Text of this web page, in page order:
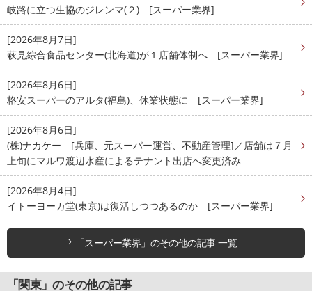
岐路に立つ生協のジレンマ(２) [スーパー業界]
[2026年8月7日]
萩見綜合食品センター(北海道)が１店舗体制へ [スーパー業界]
[2026年8月6日]
格安スーパーのアルタ(福島)、休業状態に [スーパー業界]
[2026年8月6日]
(株)ナカケー [兵庫、元スーパー運営、不動産管理]／店舗は７月
上旬にマルワ渡辺水産によるテナント出店へ変更済み
[2026年8月4日]
イトーヨーカ堂(東京)は復活しつつあるのか [スーパー業界]
「スーパー業界」のその他の記事 一覧
「関東」のその他の記事